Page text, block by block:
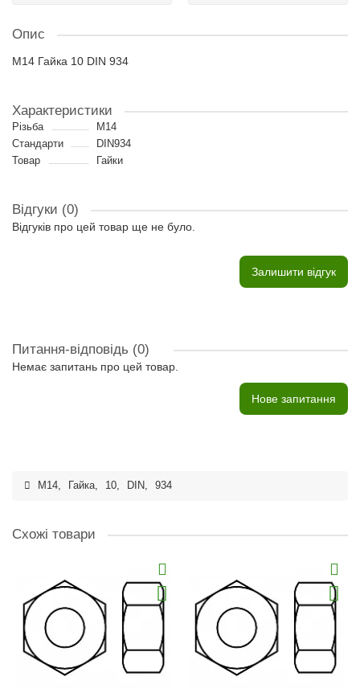
Опис
M14 Гайка 10 DIN 934
Характеристики
Різьба
M14
Стандарти
DIN934
Товар
Гайки
Відгуки (0)
Відгуків про цей товар ще не було.
Залишити відгук
Питання-відповідь (0)
Немає запитань про цей товар.
Нове запитання
M14, Гайка, 10, DIN, 934
Схожі товари